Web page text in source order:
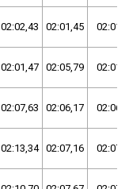
02:02,43 02:01,45
02:01,47 02:05,79
02:07,63 02:06,17
02:13,34 02:07,16